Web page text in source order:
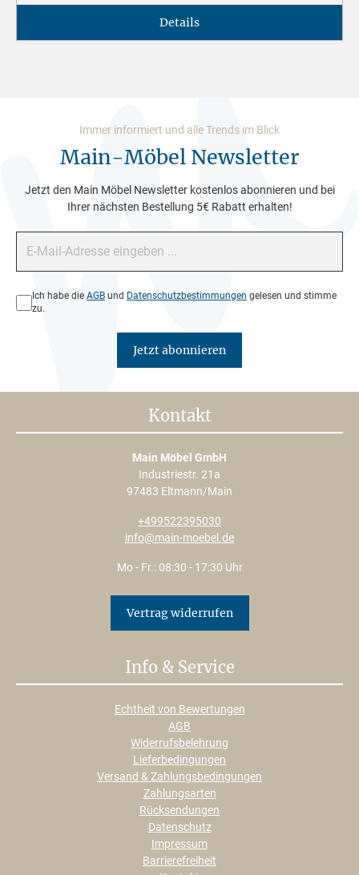
Details
Immer informiert und alle Trends im Blick
Main-Möbel Newsletter
Jetzt den Main Möbel Newsletter kostenlos abonnieren und bei
Ihrer nächsten Bestellung 5€ Rabatt erhalten!
Datenschutz*
Ich habe die AGB und Datenschutzbestimmungen gelesen und stimme
zu.
Jetzt abonnieren
Kontakt
Main Möbel GmbH
Industriestr. 21a
97483 Eltmann/Main
+499522395030
info@main-moebel.de
Mo - Fr.: 08:30 - 17:30 Uhr
Vertrag widerrufen
Info & Service
Echtheit von Bewertungen
AGB
Widerrufsbelehrung
Lieferbedingungen
Versand & Zahlungsbedingungen
Zahlungsarten
Rücksendungen
Datenschutz
Impressum
Barrierefreiheit